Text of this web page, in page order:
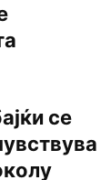
се